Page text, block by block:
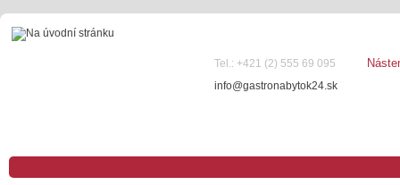
Tel.: +421 (2) 555 69 095
info@gastronabytok24.sk